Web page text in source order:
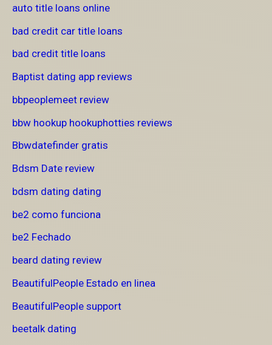
auto title loans online
bad credit car title loans
bad credit title loans
Baptist dating app reviews
bbpeoplemeet review
bbw hookup hookuphotties reviews
Bbwdatefinder gratis
Bdsm Date review
bdsm dating dating
be2 como funciona
be2 Fechado
beard dating review
BeautifulPeople Estado en linea
BeautifulPeople support
beetalk dating